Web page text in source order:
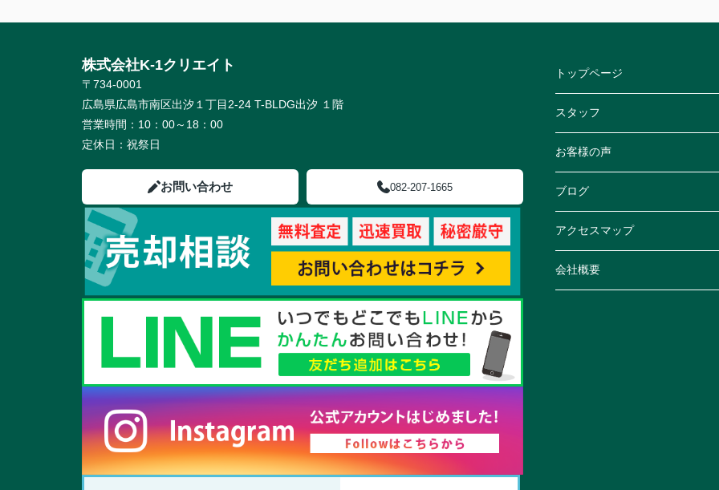
株式会社K-1クリエイト
〒734-0001
広島県広島市南区出汐１丁目2-24 T-BLDG出汐 １階
営業時間： 10：00～18：00
定休日： 祝祭日
お問い合わせ 082-207-1665
トップページ
スタッフ
お客様の声
ブログ
アクセスマップ
会社概要